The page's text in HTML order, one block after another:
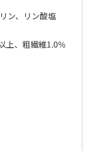
ン、リン酸塩
上、粗繊維1.0％